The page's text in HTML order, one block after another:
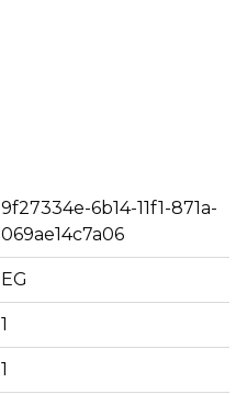
9f27334e-6b14-11f1-871a-
069ae14c7a06
EG
1
1